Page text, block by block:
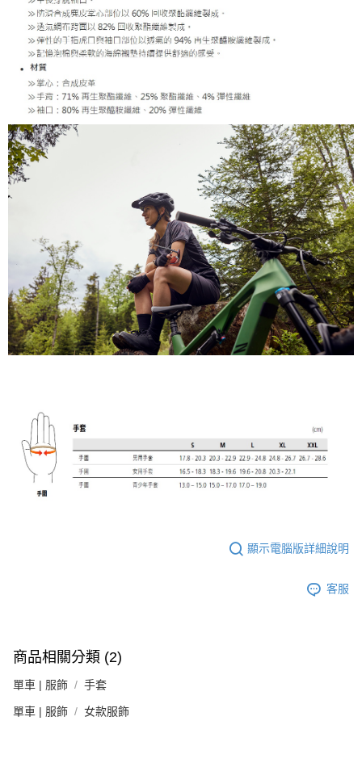
顯示電腦版詳細說明
客服
商品相關分類 (2)
單車 | 服飾 手套
單車 | 服飾 女款服飾